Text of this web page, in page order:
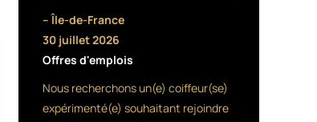
– Île-de-France
30 juillet 2026
Offres d'emplois
Nous recherchons un(e) coiffeur(se)
expérimenté(e) souhaitant rejoindre